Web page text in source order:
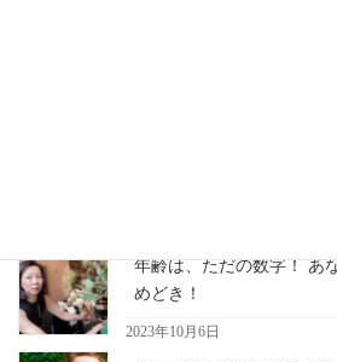
年齢は、ただの数字！ あ
めどき！
2023年10月6日